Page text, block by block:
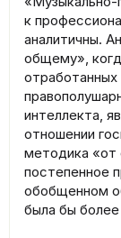
к
аналитичны.
общему»,
интеллекта,
отношении
методика «от
постепенное
обобщенном
была бы более